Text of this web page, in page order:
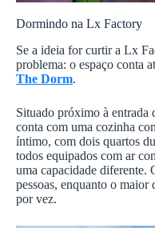
Dormindo na Lx Factory
Se a ideia for curtir a Lx
problema: o espaço conta
The Dorm.
Situado próximo à entrada
conta com uma cozinha
íntimo, com dois quartos
todos equipados com ar
uma capacidade diferente.
pessoas, enquanto o maior
por vez.